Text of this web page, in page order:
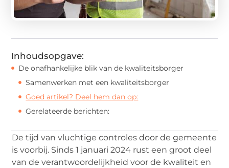
Inhoudsopgave:
De onafhankelijke blik van de kwaliteitsborger
Samenwerken met een kwaliteitsborger
Goed artikel? Deel hem dan op:
Gerelateerde berichten:
De tijd van vluchtige controles door de gemeente
is voorbij. Sinds 1 januari 2024 rust een groot deel
van de verantwoordelijkheid voor de kwaliteit en